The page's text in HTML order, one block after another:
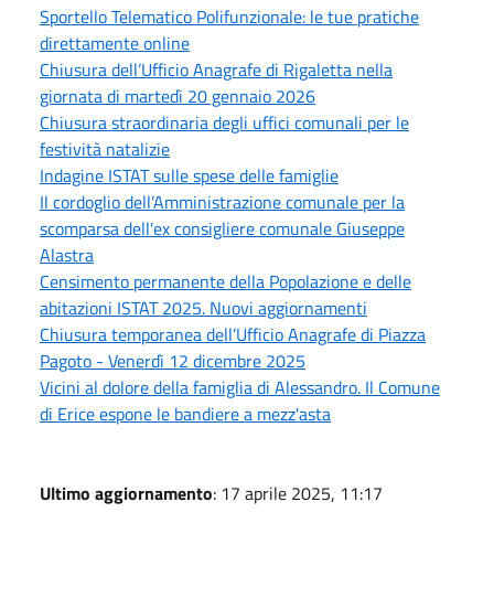
Sportello Telematico Polifunzionale: le tue pratiche
direttamente online
Chiusura dell’Ufficio Anagrafe di Rigaletta nella
giornata di martedì 20 gennaio 2026
Chiusura straordinaria degli uffici comunali per le
festività natalizie
Indagine ISTAT sulle spese delle famiglie
Il cordoglio dell’Amministrazione comunale per la
scomparsa dell'ex consigliere comunale Giuseppe
Alastra
Censimento permanente della Popolazione e delle
abitazioni ISTAT 2025. Nuovi aggiornamenti
Chiusura temporanea dell’Ufficio Anagrafe di Piazza
Pagoto - Venerdì 12 dicembre 2025
Vicini al dolore della famiglia di Alessandro. Il Comune
di Erice espone le bandiere a mezz'asta
Ultimo aggiornamento: 17 aprile 2025, 11:17